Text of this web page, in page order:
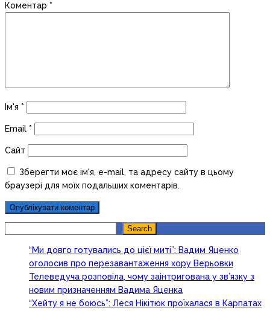
Коментар *
Ім'я *
Email *
Сайт
Зберегти моє ім'я, e-mail, та адресу сайту в цьому
браузері для моїх подальших коментарів.
Search
“Ми довго готувались до цієї миті”: Вадим Яценко
оголосив про перезавантаження хору Верьовки
Телеведуча розповіла, чому заінтригована у зв’язку з
новим призначенням Вадима Яценка
“Хейту я не боюсь”: Леся Нікітюк проїхалася в Карпатах